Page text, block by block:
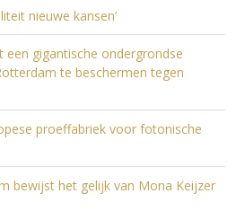
nieuwe kansen’
gigantische ondergrondse
te beschermen tegen
proeffabriek voor fotonische
bewijst het gelijk van Mona Keijzer